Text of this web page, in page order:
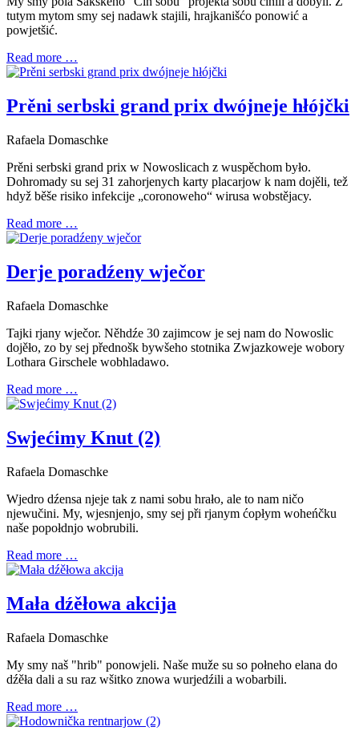
tutym mytom smy sej nadawk stajili, hrajkanišćo ponowić a
powjetšić.
Read more …
Prěni serbski grand prix dwójneje hłójčki
Rafaela Domaschke
Prěni serbski grand prix w Nowoslicach z wuspěchom było.
Dohromady su sej 31 zahorjenych karty placarjow k nam dojěli, tež
hdyž běše risiko infekcije „coronoweho“ wirusa wobstějacy.
Read more …
Derje poradźeny wječor
Rafaela Domaschke
Tajki rjany wječor. Něhdźe 30 zajimcow je sej nam do Nowoslic
dojěło, zo by sej přednošk bywšeho stotnika Zwjazkoweje wobory
Lothara Girschele wobhladawo.
Read more …
Swjećimy Knut (2)
Rafaela Domaschke
Wjedro dźensa njeje tak z nami sobu hrało, ale to nam ničo
njewučini. My, wjesnjenjo, smy sej při rjanym ćopłym woheńčku
naše popołdnjo wobrubili.
Read more …
Mała dźěłowa akcija
Rafaela Domaschke
My smy naš "hrib" ponowjeli. Naše muže su so połneho elana do
dźěła dali a su raz wšitko znowa wurjedźili a wobarbili.
Read more …